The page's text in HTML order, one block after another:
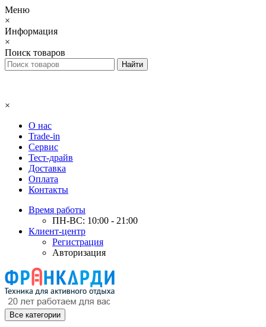
Меню
×
Информация
×
Поиск товаров
×
О нас
Trade-in
Сервис
Тест-драйв
Доставка
Оплата
Контакты
Время работы
ПН-ВС: 10:00 - 21:00
Клиент-центр
Регистрация
Авторизация
Все категории